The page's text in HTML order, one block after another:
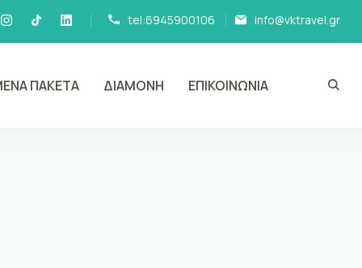
tel:6945900106 info@vktravel.gr
ΠΑΚΕΤΑ ΔΙΑΜΟΝΗ ΕΠΙΚΟΙΝΩΝΙΑ